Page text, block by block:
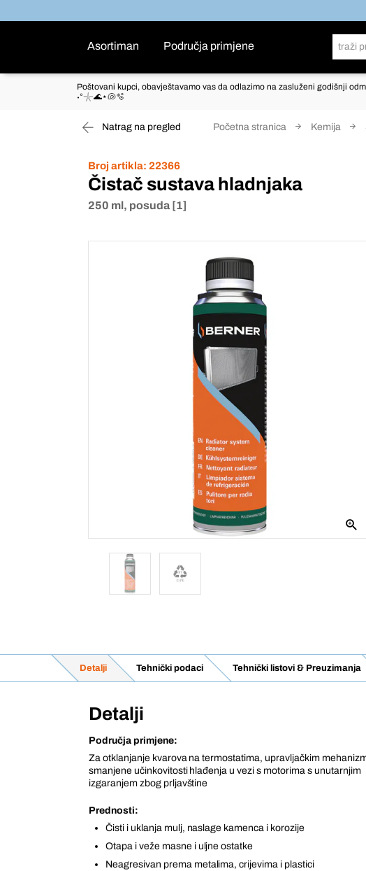
Asortiman Područja primjene
Poštovani kupci, obavještavamo vas da odlazimo na zasluženi godišnji
˖°𓇼🌊⋆🐚🫧
Natrag na pregled Početna stranica Kemija
Broj artikla: 22366
Čistač sustava hladnjaka
250 ml, posuda [1]
Detalji Tehnički podaci Tehnički listovi & Preuzimanja
Detalji
Područja primjene:
Za otklanjanje kvarova na termostatima, upravljačkim
smanjene učinkovitosti hlađenja u vezi s motorima s unutarnjim
izgaranjem zbog prljavštine
Prednosti:
Čisti i uklanja mulj, naslage kamenca i korozije
Otapa i veže masne i uljne ostatke
Neagresivan prema metalima, crijevima i plastici